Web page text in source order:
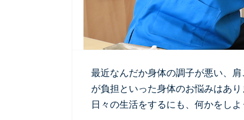
最近なんだか身体の調子が悪い、
が負担といった身体のお悩みはあ
日々の生活をするにも、何かをし